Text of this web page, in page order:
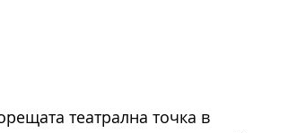
театрална точка в